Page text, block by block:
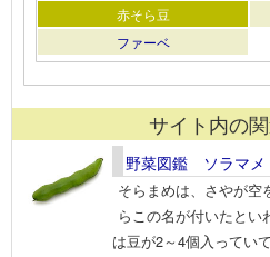
赤そら豆
ファーベ
サイト内の
野菜図鑑 ソラマメ
そらまめは、さやが空
らこの名が付いたとい
は豆が2～4個入ってい